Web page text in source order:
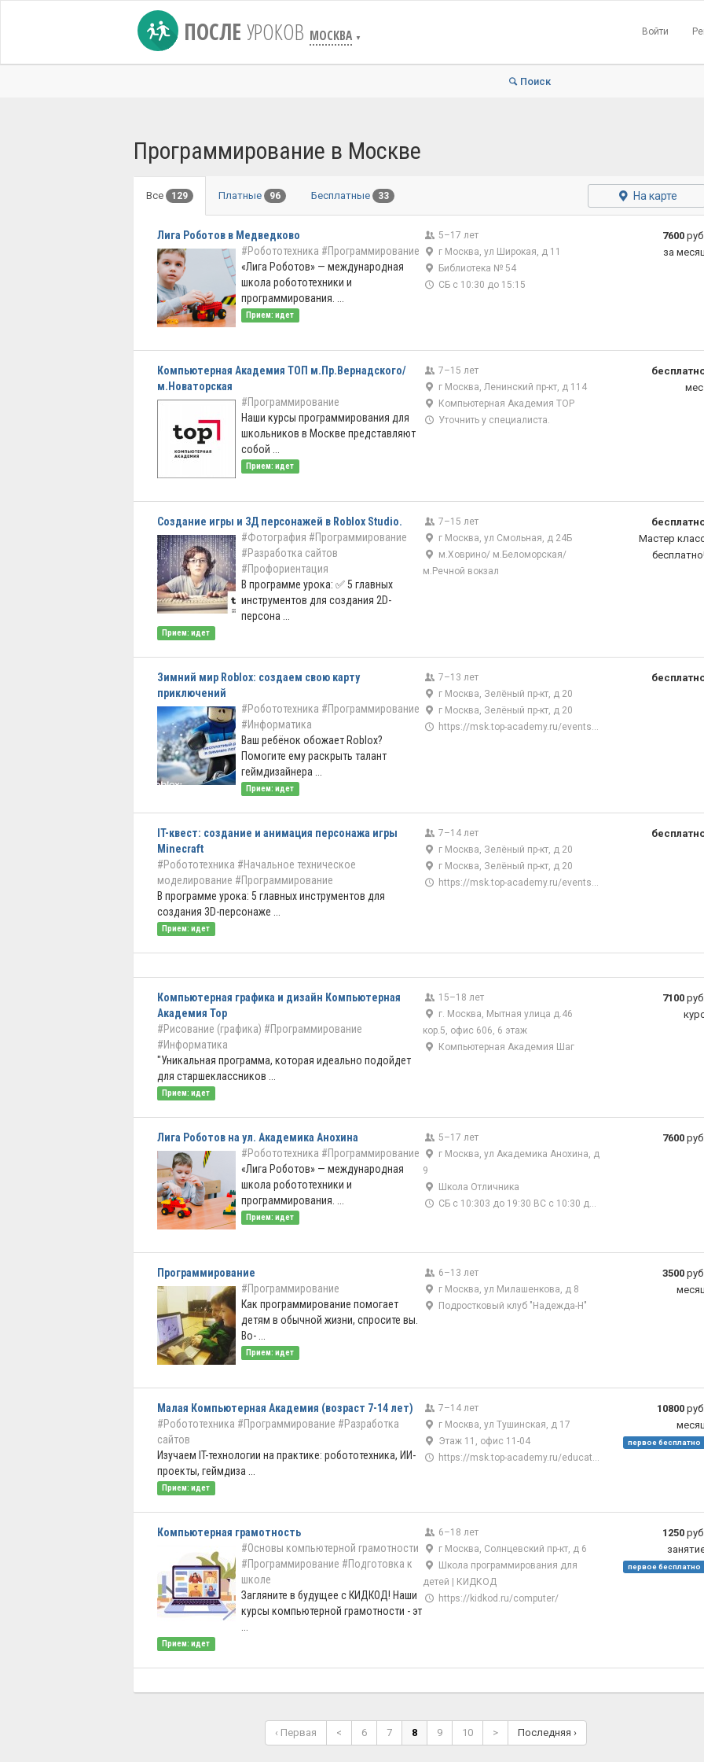
ПОСЛЕ УРОКОВ МОСКВА ▼
Войти
Поиск
Программирование в Москве
Все 129 Платные 96 Бесплатные 33 На карте
Лига Роботов в Медведково
#Робототехника #Программирование
«Лига Роботов» — международная
школа робототехники и
программирования. ...
Прием: идет
5–17 лет
г Москва, ул Широкая, д 11
Библиотека № 54
СБ с 10:30 до 15:15
7600
за
Компьютерная Академия ТОП м.Пр.Вернадского/
м.Новаторская
#Программирование
Наши курсы программирования для
школьников в Москве представляют
собой ...
Прием: идет
7–15 лет
г Москва, Ленинский пр-кт, д 114
Компьютерная Академия ТОР
Уточнить у специалиста.
Создание игры и 3Д персонажей в Roblox Studio.
#Фотография #Программирование
#Разработка сайтов
#Профориентация
В программе урока: ✅ 5 главных
инструментов для создания 2D-
персона ...
Прием: идет
7–15 лет
г Москва, ул Смольная, д 24Б
м.Ховрино/ м.Беломорская/
м.Речной вокзал
Мастер
Зимний мир Roblox: создаем свою карту
приключений
#Робототехника #Программирование
#Информатика
Ваш ребёнок обожает Roblox?
Помогите ему раскрыть талант
геймдизайнера ...
Прием: идет
7–13 лет
г Москва, Зелёный пр-кт, д 20
г Москва, Зелёный пр-кт, д 20
https://msk.top-academy.ru/events/5172/43/13196
IT-квест: создание и анимация персонажа игры
Minecraft
#Робототехника #Начальное техническое
моделирование #Программирование
В программе урока: 5 главных инструментов для
создания 3D-персонаже ...
Прием: идет
7–14 лет
г Москва, Зелёный пр-кт, д 20
г Москва, Зелёный пр-кт, д 20
https://msk.top-academy.ru/events/7896/43/17375
Компьютерная графика и дизайн Компьютерная
Академия Тор
#Рисование (графика) #Программирование
#Информатика
"Уникальная программа, которая идеально подойдет
для старшеклассников ...
Прием: идет
15–18 лет
г. Москва, Мытная улица д.46
кор.5, офис 606, 6 этаж
Компьютерная Академия Шаг
7100
Лига Роботов на ул. Академика Анохина
#Робототехника #Программирование
«Лига Роботов» — международная
школа робототехники и
программирования. ...
Прием: идет
5–17 лет
г Москва, ул Академика Анохина, д
9
Школа Отличника
СБ с 10:303 до 19:30 ВС с 10:30 до 15:00
7600
Программирование
#Программирование
Как программирование помогает
детям в обычной жизни, спросите вы.
Во- ...
Прием: идет
6–13 лет
г Москва, ул Милашенкова, д 8
Подростковый клуб "Надежда-Н"
3500
Малая Компьютерная Академия (возраст 7-14 лет)
#Робототехника #Программирование #Разработка
сайтов
Изучаем IT-технологии на практике: робототехника, ИИ-
проекты, геймдиза ...
Прием: идет
7–14 лет
г Москва, ул Тушинская, д 17
Этаж 11, офис 11-04
https://msk.top-academy.ru/education/children
10800
первое бесплатно
Компьютерная грамотность
#Основы компьютерной грамотности
#Программирование #Подготовка к
школе
Загляните в будущее с КИДКОД! Наши
курсы компьютерной грамотности - эт
Прием: идет
6–18 лет
г Москва, Солнцевский пр-кт, д 6
Школа программирования для
детей | КИДКОД
https://kidkod.ru/computer/
1250
первое бесплатно
‹ Первая < 6 7 8 9 10 > Последняя ›